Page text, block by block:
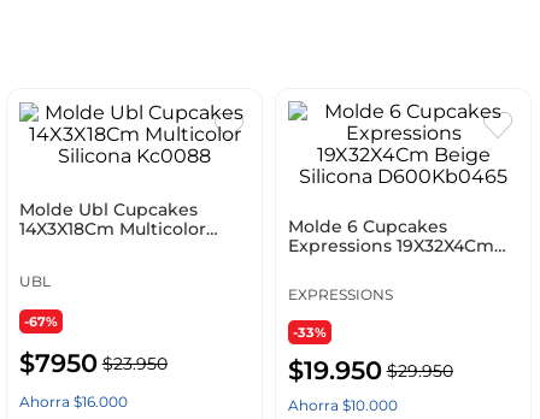
Molde Ubl Cupcakes
14X3X18Cm Multicolor
UBL
-67%
$7950 $23.950
Ahorra $16.000
Molde 6 Cupcakes
Expressions 19X32X4Cm
D600Kb0465
EXPRESSIONS
-33%
$19.950 $29.950
Ahorra $10.000